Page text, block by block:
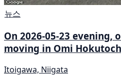
뉴스
On 2026-05-23 evening,
moving in Omi
Itoigawa, Niigata